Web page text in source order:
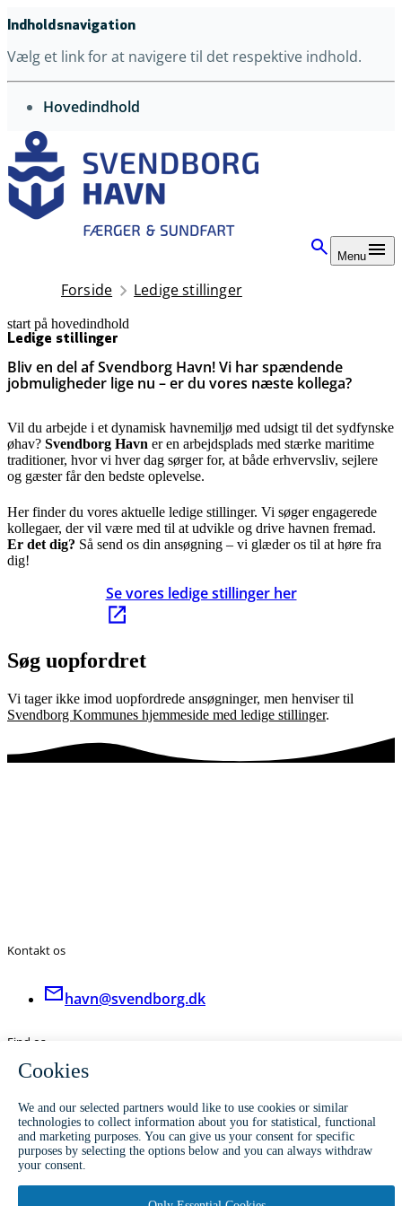
Indholdsnavigation
Vælg et link for at navigere til det respektive indhold.
gå til
Hovedindhold
Menu
Forside Ledige stillinger
start på hovedindhold
Ledige stillinger
Bliv en del af Svendborg Havn! Vi har spændende
jobmuligheder lige nu – er du vores næste kollega?
senest opdateret 25. november 2025
Vil du arbejde i et dynamisk havnemiljø med udsigt til det sydfynske
øhav? Svendborg Havn er en arbejdsplads med stærke maritime
traditioner, hvor vi hver dag sørger for, at både erhvervsliv, sejlere
og gæster får den bedste oplevelse.
Her finder du vores aktuelle ledige stillinger. Vi søger engagerede
kollegaer, der vil være med til at udvikle og drive havnen fremad.
Er det dig? Så send os din ansøgning – vi glæder os til at høre fra
dig!
Se vores ledige stillinger her
Søg uopfordret
Vi tager ikke imod uopfordrede ansøgninger, men henviser til
Svendborg Kommunes hjemmeside med ledige stillinger.
Kontakt os
havn@svendborg.dk
Find os
svendborghavn.dk
Jessens Mole 6
5700 Svendborg
CVR. 29189730